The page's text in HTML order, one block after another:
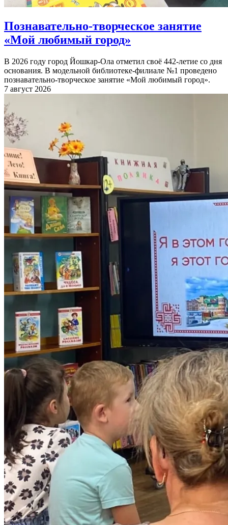
Познавательно-творческое занятие
«Мой любимый город»
В 2026 году город Йошкар-Ола отметил своё 442-летие со дня
основания. В модельной библиотеке-филиале №1 проведено
познавательно-творческое занятие «Мой любимый город».
7 август 2026